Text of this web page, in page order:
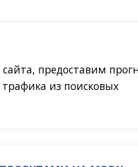
предоставим
из поисковых